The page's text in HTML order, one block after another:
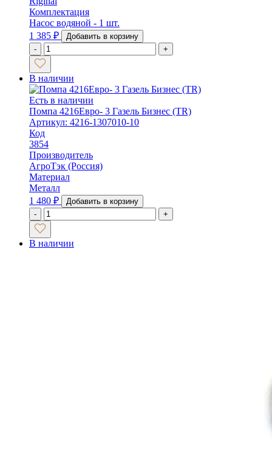
Комплектация
Насос водяной - 1 шт.
1 385 ₽
Добавить в корзину
-
+
В наличии
Есть в наличии
Помпа 4216Евро- 3 Газель Бизнес (TR)
Артикул: 4216-1307010-10
Код
3854
Производитель
АгроТэк (Россия)
Материал
Металл
1 480 ₽
Добавить в корзину
-
+
В наличии